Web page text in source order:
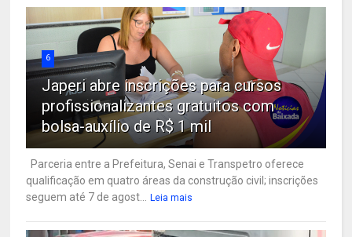
6
Japeri abre inscrições para cursos
profissionalizantes gratuitos com
bolsa-auxílio de R$ 1 mil
Parceria entre a Prefeitura, Senai e Transpetro oferece
qualificação em quatro áreas da construção civil; inscrições
seguem até 7 de agost...
Leia mais